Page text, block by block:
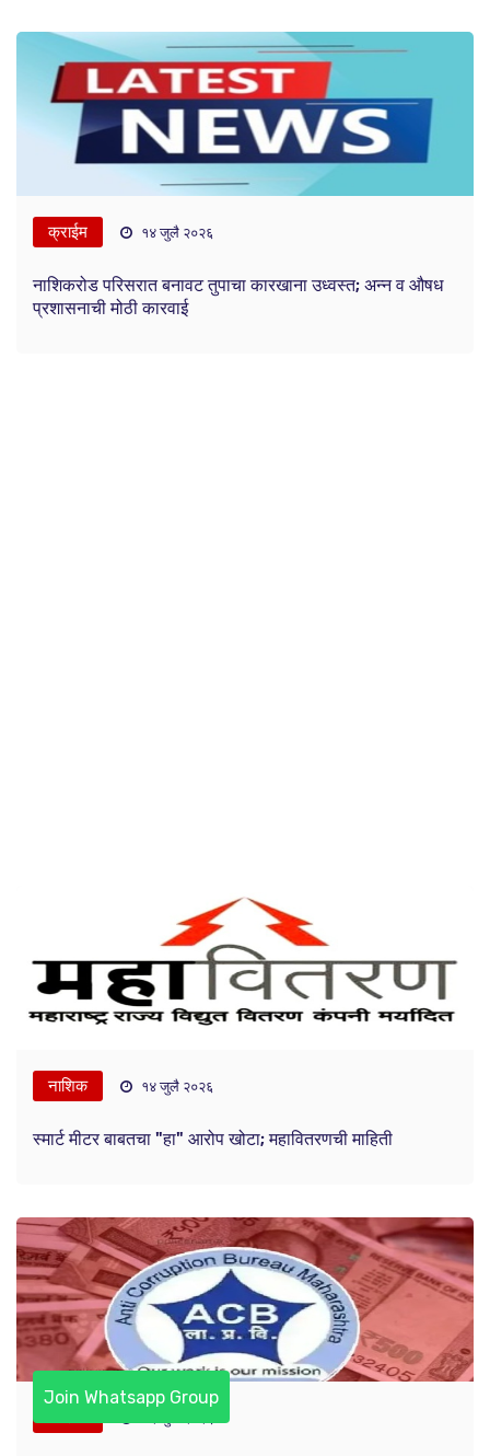
क्राईम १४ जुलै २०२६
नाशिकरोड परिसरात बनावट तुपाचा कारखाना उध्वस्त; अन्न व औषध
प्रशासनाची मोठी कारवाई
नाशिक १४ जुलै २०२६
स्मार्ट मीटर बाबतचा "हा" आरोप खोटा; महावितरणची माहिती
Join Whatsapp Group